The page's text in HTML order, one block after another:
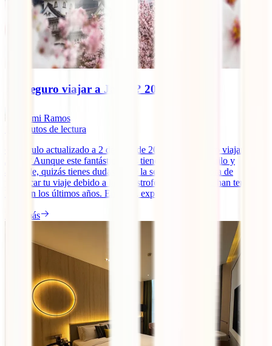
¿Es seguro viajar a Japón? 2026
Domi Ramos
minutos de lectura
~ Artículo actualizado a 2 de julio de 2026 ~ ¿Es seguro viajar a
Japón? Aunque este fantástico país tiene fama de tranquilo y
apacible, quizás tienes dudas sobre la seguridad a la hora de
planificar tu viaje debido a las catástrofes naturales que han tenido
lugar en los últimos años. En IATI, expertos en [...]
Leer más